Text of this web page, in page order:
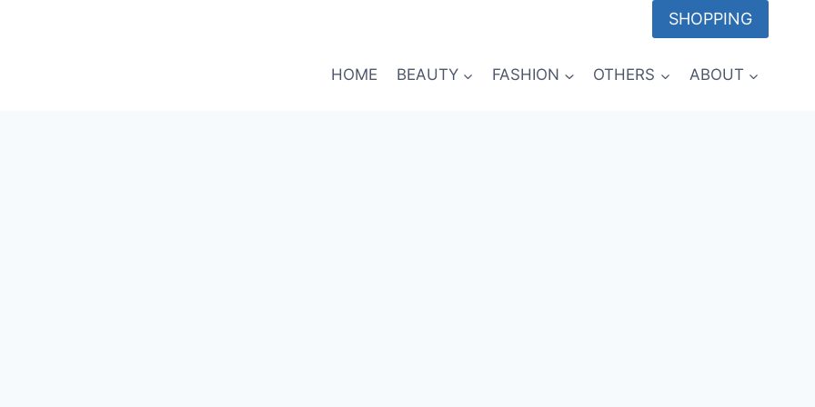
SHOPPING
HOME BEAUTY FASHION OTHERS ABOUT